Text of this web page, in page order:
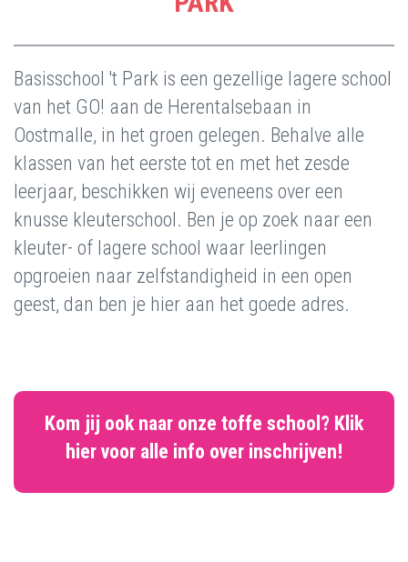
Basisschool 't Park is een gezellige lagere school
van het GO! aan de Herentalsebaan in
Oostmalle, in het groen gelegen. Behalve alle
klassen van het eerste tot en met het zesde
leerjaar, beschikken wij eveneens over een
knusse kleuterschool. Ben je op zoek naar een
kleuter- of lagere school waar leerlingen
opgroeien naar zelfstandigheid in een open
geest, dan ben je hier aan het goede adres.
Kom jij ook naar onze toffe school? Klik
hier voor alle info over inschrijven!